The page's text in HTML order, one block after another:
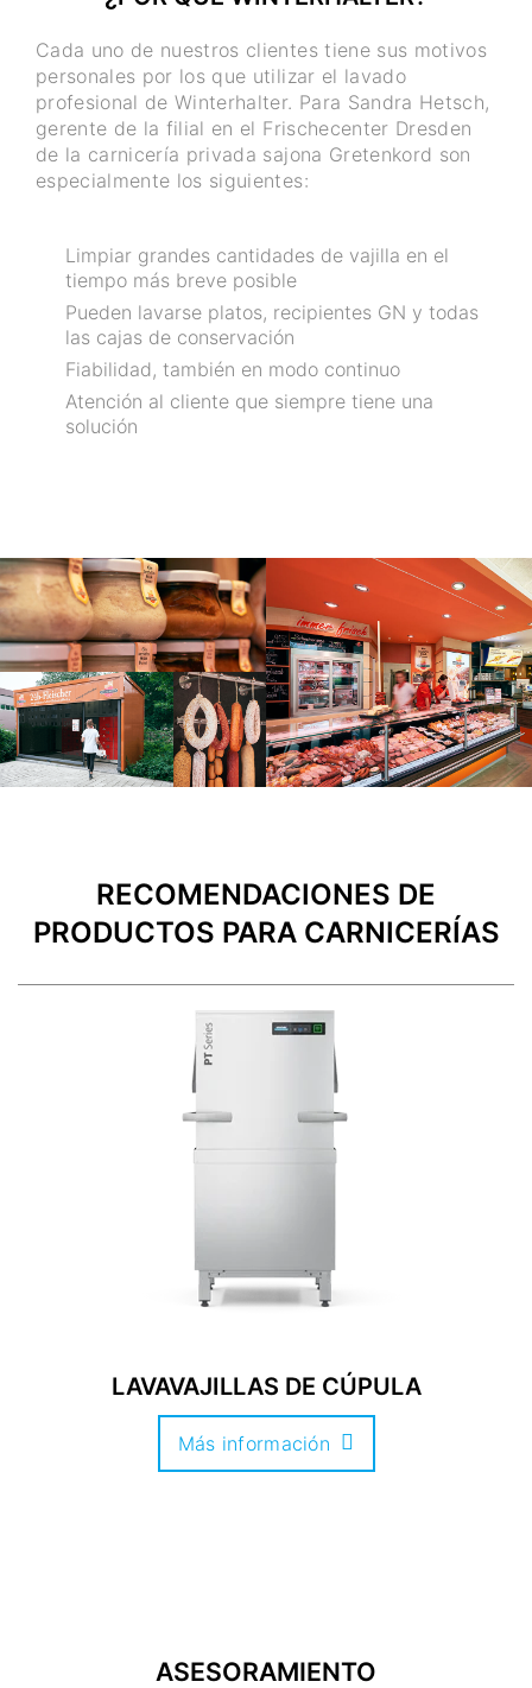
Cada uno de nuestros clientes tiene sus motivos
personales por los que utilizar el lavado
profesional de Winterhalter. Para Sandra Hetsch,
gerente de la filial en el Frischecenter Dresden
de la carnicería privada sajona Gretenkord son
especialmente los siguientes:
Limpiar grandes cantidades de vajilla en el
tiempo más breve posible
Pueden lavarse platos, recipientes GN y todas
las cajas de conservación
Fiabilidad, también en modo continuo
Atención al cliente que siempre tiene una
solución
RECOMENDACIONES DE
PRODUCTOS PARA CARNICERÍAS
LAVAVAJILLAS DE CÚPULA
Más información
ASESORAMIENTO